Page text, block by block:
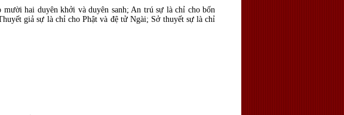
hai duyên khởi và duyên sanh; An trú sự là chỉ cho bốn
giả sự là chỉ cho Phật và đệ tử Ngài; Sở thuyết sự là chỉ